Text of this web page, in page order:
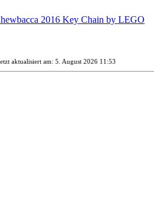
2016 Key Chain by LEGO
aktualisiert am: 5. August 2026 11:53